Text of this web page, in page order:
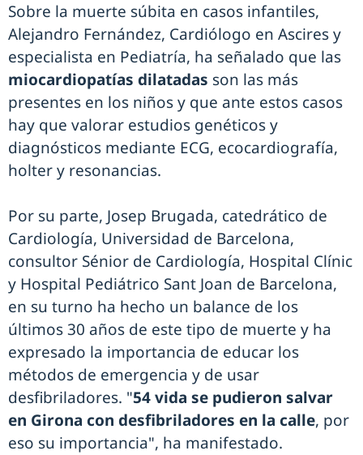
Sobre la muerte súbita en casos infantiles,
Alejandro Fernández, Cardiólogo en Ascires y
especialista en Pediatría, ha señalado que las
miocardiopatías dilatadas son las más
presentes en los niños y que ante estos casos
hay que valorar estudios genéticos y
diagnósticos mediante ECG, ecocardiografía,
holter y resonancias.
Por su parte, Josep Brugada, catedrático de
Cardiología, Universidad de Barcelona,
consultor Sénior de Cardiología, Hospital Clínic
y Hospital Pediátrico Sant Joan de Barcelona,
en su turno ha hecho un balance de los
últimos 30 años de este tipo de muerte y ha
expresado la importancia de educar los
métodos de emergencia y de usar
desfibriladores. "54 vida se pudieron salvar
en Girona con desfibriladores en la calle, por
eso su importancia", ha manifestado.